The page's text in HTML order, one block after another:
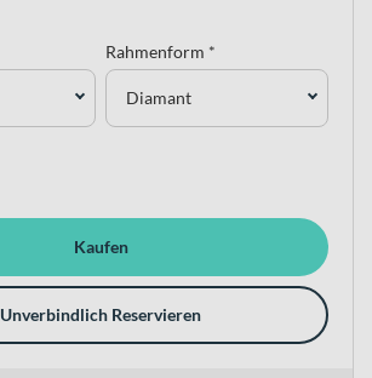
Rahmenform *
Diamant
Kaufen
Unverbindlich Reservieren